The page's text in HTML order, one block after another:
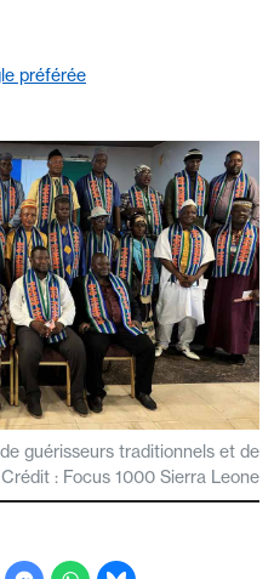
préférée
guérisseurs traditionnels et de
: Focus 1000 Sierra Leone